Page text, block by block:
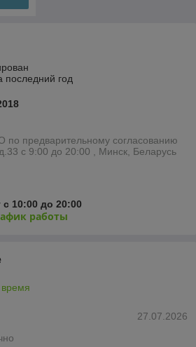
последний год
предварительному согласованию
с 9:00 до 20:00 , Минск, Беларусь
с 10:00 до 20:00
работы
время
27.07.2026